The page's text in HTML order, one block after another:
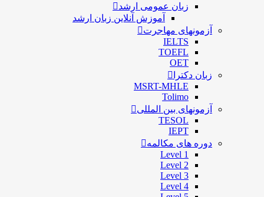
زبان عمومی ارشد
آموزش آنلاین زبان ارشد
آزمونهای مهاجرت
IELTS
TOEFL
OET
زبان دکترا
MSRT-MHLE
Tolimo
آزمونهای بین المللی
TESOL
IEPT
دوره های مکالمه
Level 1
Level 2
Level 3
Level 4